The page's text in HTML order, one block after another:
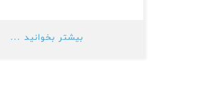
بیشتر بخوانید ...